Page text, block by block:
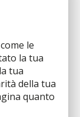
le
la tua
tua
della tua
quanto